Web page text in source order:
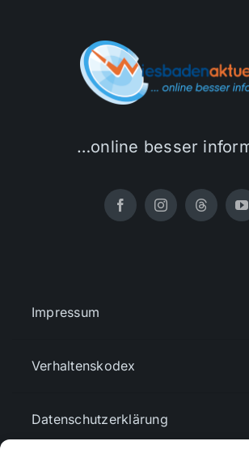
…online besser
Impressum
Verhaltenskodex
Datenschutzerklärung